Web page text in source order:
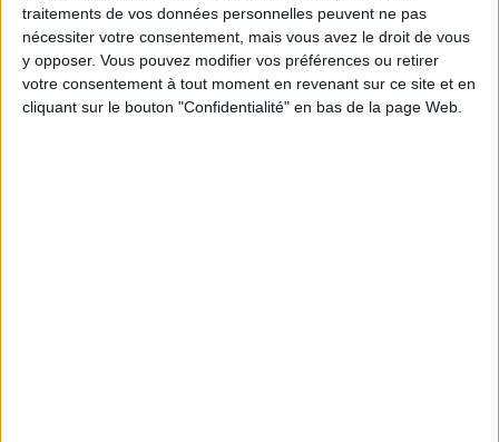
traitements de vos données personnelles peuvent ne pas
nécessiter votre consentement, mais vous avez le droit de vous
y opposer. Vous pouvez modifier vos préférences ou retirer
votre consentement à tout moment en revenant sur ce site et en
cliquant sur le bouton "Confidentialité" en bas de la page Web.
Webinaires en direct Voir tout
Chaque semaine, posez vos questions en live
en participant à des vidéo-conférences avec
Jean-Michel et les diététiciennes du